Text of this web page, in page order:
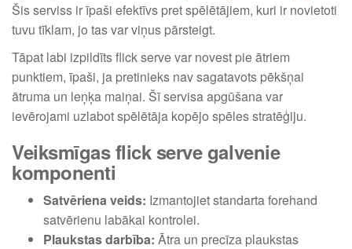
Šis serviss ir īpaši efektīvs pret spēlētājiem, kuri ir novietoti
tuvu tīklam, jo tas var viņus pārsteigt.
Tāpat labi izpildīts flick serve var novest pie ātriem
punktiem, īpaši, ja pretinieks nav sagatavots pēkšņai
ātruma un leņķa maiņai. Šī servisa apgūšana var
ievērojami uzlabot spēlētāja kopējo spēles stratēģiju.
Veiksmīgas flick serve galvenie
komponenti
Satvēriena veids: Izmantojiet standarta forehand
satvērienu labākai kontrolei.
Plaukstas darbība: Ātra un precīza plaukstas